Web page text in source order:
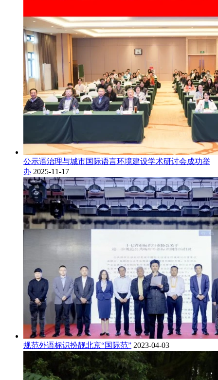
公示语治理与城市国际语言环境建设学术研讨会成功举
办 2025-11-17
规范外语标识扮靓北京“国际范” 2023-04-03